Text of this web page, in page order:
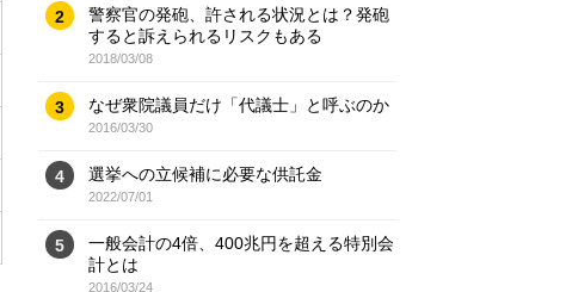
2
警察官の発砲、許される状況とは？発砲
すると訴えられるリスクもある
2018/03/08
3 なぜ衆院議員だけ「代議士」と呼ぶのか
2016/03/30
4 選挙への立候補に必要な供託金
2022/07/01
5
一般会計の4倍、400兆円を超える特別会
計とは
2016/03/24